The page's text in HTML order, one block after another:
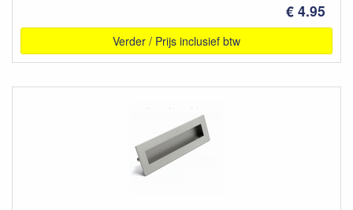
€ 4.95
Verder / Prijs inclusief btw